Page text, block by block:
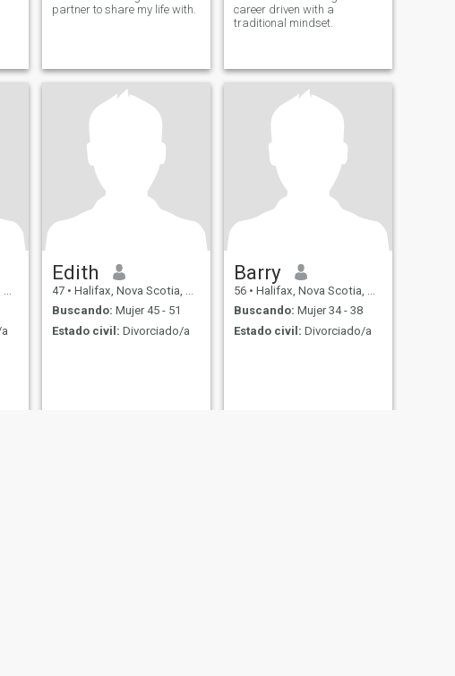
partner to share my life with.
career driven with a
traditional mindset.
Edith
47 • Halifax, Nova Scotia, Canadá
Buscando: Mujer 45 - 51
Estado civil: Divorciado/a
Barry
56 • Halifax, Nova Scotia, Canadá
Buscando: Mujer 34 - 38
Estado civil: Divorciado/a